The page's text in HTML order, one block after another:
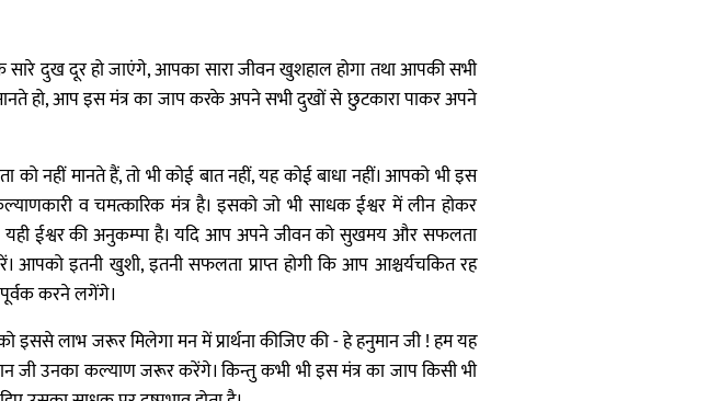
दुख दूर हो जाएंगे, आपका सारा जीवन खुशहाल होगा तथा आपकी सभी
मानते हो, आप इस मंत्र का जाप करके अपने सभी दुखों से छुटकारा पाकर अपने
को नहीं मानते हैं, तो भी कोई बात नहीं, यह कोई बाधा नहीं। आपको भी इस
व चमत्कारिक मंत्र है। इसको जो भी साधक ईश्वर में लीन होकर
यही ईश्वर की अनुकम्पा है। यदि आप अपने जीवन को सुखमय और सफलता
आपको इतनी खुशी, इतनी सफलता प्राप्त होगी कि आप आश्चर्यचकित रह
करने लगेंगे।
लाभ जरूर मिलेगा मन में प्रार्थना कीजिए की - हे हनुमान जी ! हम यह
जी उनका कल्याण जरूर करेंगे। किन्तु कभी भी इस मंत्र का जाप किसी भी